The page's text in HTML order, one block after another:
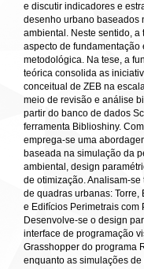
e discutir indicadores e
desenho urbano baseados
ambiental. Neste sentido, a
aspecto de fundamentação
metodológica. Na tese, a
teórica consolida as
conceitual de ZEB na
meio de revisão e análise
partir do banco de dados
ferramenta Biblioshiny.
emprega-se uma
baseada na simulação da
ambiental, design
de otimização. Analisam-
de quadras urbanas: Torre,
e Edifícios Perimetrais com
Desenvolve-se o design
interface de programação
Grasshopper do programa
enquanto as simulações de